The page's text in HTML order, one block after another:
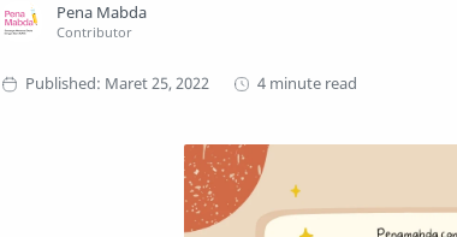
4 minute read